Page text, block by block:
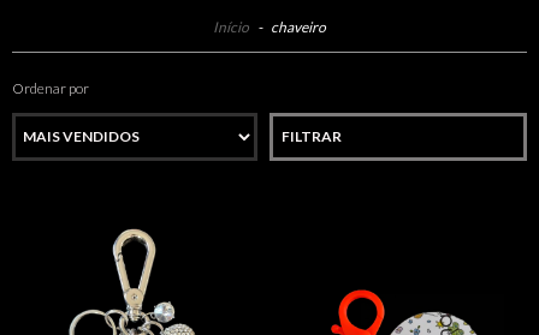
Início - chaveiro
Ordenar por
FILTRAR